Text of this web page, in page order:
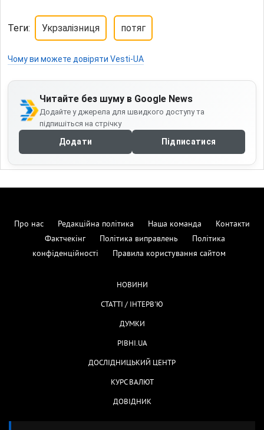
Теги: Укрзалізниця потяг
Чому ви можете довіряти Vesti-UA
Читайте без шуму в Google News
Додайте у джерела для швидкого доступу та
підпишіться на стрічку
Додати Підписатися
Про нас Редакційна політика Наша команда
Контакти
Фактчекінг
Політика виправлень
Політика
конфіденційності
Правила користування сайтом
НОВИНИ
СТАТТІ / ІНТЕРВ'Ю
ДУМКИ
РІВНІ.UA
ДОСЛІДНИЦЬКИЙ ЦЕНТР
КУРС ВАЛЮТ
ДОВІДНИК